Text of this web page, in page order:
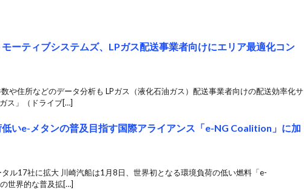
ーティブシステムズ、LPガス配送事業者向けにエリア最適化コン
や住所などのデータ分析も LPガス（液化石油ガス）配送事業者向けの配送効率化サ
ス」（ドライブ[…]
低いe-メタンの普及目指す国際アライアンス「e-NG Coalition」に加
タル17社に拡大 川崎汽船は1月8日、世界初となる環境負荷の低い燃料「e-
世界的な普及拡[…]